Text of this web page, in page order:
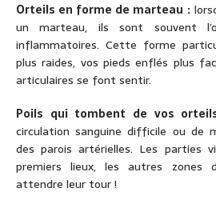
Orteils en forme de marteau :
un marteau, ils sont souvent
inflammatoires. Cette forme
plus raides, vos pieds enflés plus
articulaires se font sentir.
Poils qui tombent de vos
circulation sanguine difficile ou de
des parois artérielles. Les parties
premiers lieux, les autres zones
attendre leur tour !